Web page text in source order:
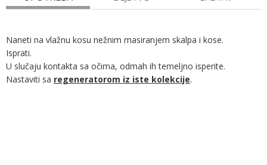
Naneti na vlažnu kosu nežnim masiranjem skalpa i kose.
Isprati.
U slučaju kontakta sa očima, odmah ih temeljno isperite.
Nastaviti sa regeneratorom iz iste kolekcije.